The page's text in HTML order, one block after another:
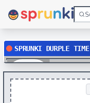
SPRUNKI DURPLE TIME
Play